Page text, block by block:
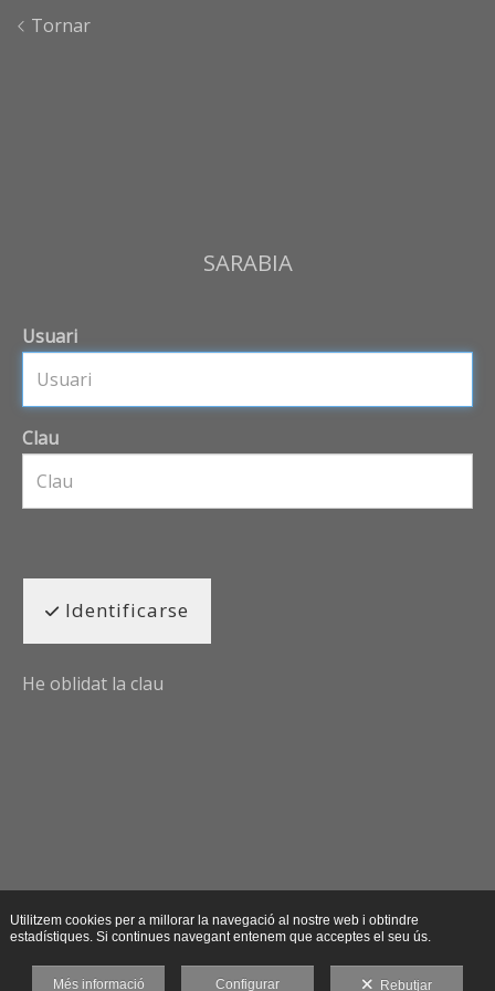
Tornar
SARABIA
Usuari
Clau
Identificarse
He oblidat la clau
Utilitzem cookies per a millorar la navegació al nostre web i obtindre
estadístiques. Si continues navegant entenem que acceptes el seu ús.
Més informació Configurar Rebutjar